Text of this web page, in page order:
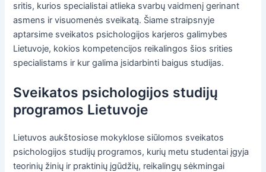
sritis, kurios specialistai atlieka svarbų vaidmenį gerinant
asmens ir visuomenės sveikatą. Šiame straipsnyje
aptarsime sveikatos psichologijos karjeros galimybes
Lietuvoje, kokios kompetencijos reikalingos šios srities
specialistams ir kur galima įsidarbinti baigus studijas.
Sveikatos psichologijos studijų
programos Lietuvoje
Lietuvos aukštosiose mokyklose siūlomos sveikatos
psichologijos studijų programos, kurių metu studentai įgyja
teorinių žinių ir praktinių įgūdžių, reikalingų sėkmingai